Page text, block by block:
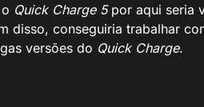
Quick Charge 5por aqui seria
disso, conseguiria trabalhar
versões do Quick Charge.